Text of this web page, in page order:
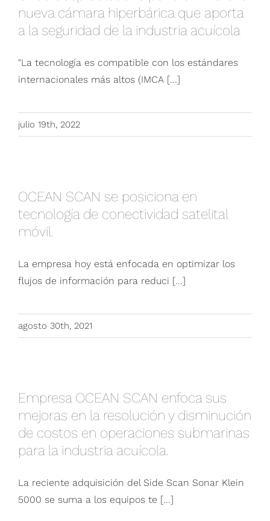
nueva cámara hiperbárica que aporta
a la seguridad de la industria acuícola
"La tecnología es compatible con los estándares
internacionales más altos (IMCA [...]
julio 19th, 2022
conectividad satelital móvil.
OCEAN SCAN se posiciona en
tecnología de conectividad satelital
móvil.
La empresa hoy está enfocada en optimizar los
flujos de información para reduci [...]
agosto 30th, 2021
operaciones submarinas para la industria
acuícola.
Empresa OCEAN SCAN enfoca sus
mejoras en la resolución y disminución
de costos en operaciones submarinas
para la industria acuícola.
La reciente adquisición del Side Scan Sonar Klein
5000 se suma a los equipos te [...]